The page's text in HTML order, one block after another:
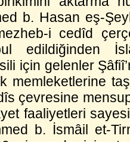
b. Hasan eş-
i cedîd
edildiğinden
için gelenler
memleketlerine
çevresine
faaliyetleri
b. İsmâil et-